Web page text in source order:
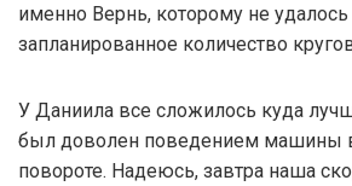
именно Вернь, которому не удалось
запланированное количество
У Даниила все сложилось куда
был доволен поведением машины
повороте. Надеюсь, завтра наша